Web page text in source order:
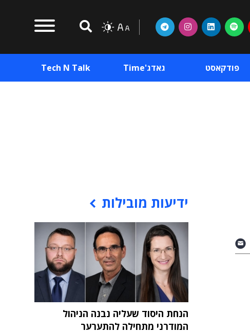
פודקאסט גאדג'Time Tech N Talk
ידיעות מובילות
הנחת היסוד שעליה נבנה הניהול
המודרני מתחילה להתערער